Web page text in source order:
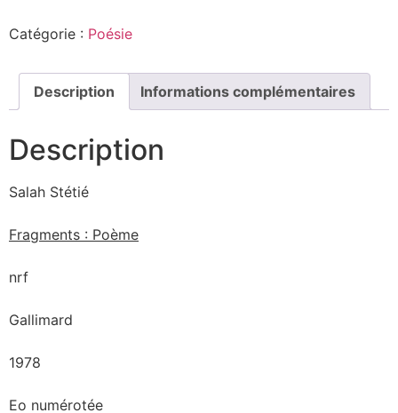
Catégorie : Poésie
Description Informations complémentaires
Description
Salah Stétié
Fragments : Poème
nrf
Gallimard
1978
Eo numérotée